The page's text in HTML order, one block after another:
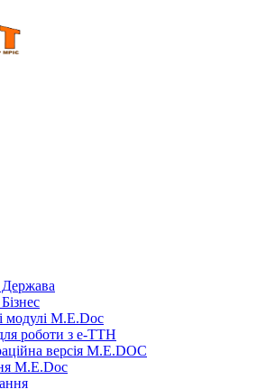
модулі M.E.Doc
роботи з е-ТТН
версія M.E.DOC
M.E.Doc